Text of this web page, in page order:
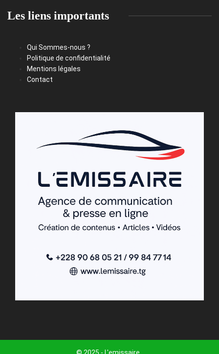
Les liens importants
Qui Sommes-nous ?
Politique de confidentialité
Mentions légales
Contact